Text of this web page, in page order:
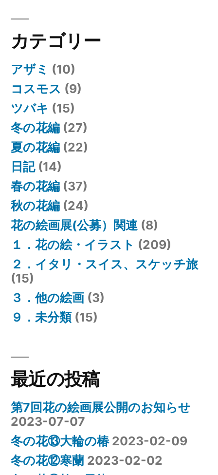
ー
シ
ョ
ン
カテゴリー
アザミ (10)
コスモス (9)
ツバキ (15)
冬の花編 (27)
夏の花編 (22)
日記(14)
春の花編 (37)
秋の花編 (24)
花の絵画展(公募）関連(8)
１．花の絵・イラスト (209)
２．イタリ・スイス、スケッチ旅
(15)
３．他の絵画 (3)
９．未分類(15)
最近の投稿
第7回花の絵画展公開のお知らせ
2023-07-07
冬の花⑬大輪の椿 2023-02-09
冬の花⑫寒蘭 2023-02-02